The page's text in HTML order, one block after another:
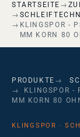
STARTSEITE
KLINGSPOR -
MM KORN 80
PRODUKTE
KLINGSPOR -
MM KORN 80
KLINGSPOR ·